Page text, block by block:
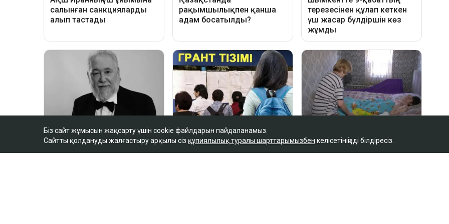
Біз сайт жұмысын жақсарту үшін cookie файлдарын пайдаланамыз.
Сайтты қолдануды жалғастыру арқылы сіз құпиялылық туралы шарттарымызбен келісетініңізді білдіресіз.